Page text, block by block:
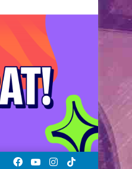
TikTok
Instagram
YouTube
Facebook